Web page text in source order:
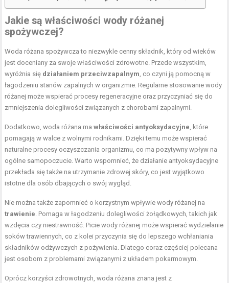
Jakie są właściwości wody różanej
spożywczej?
Woda różana spożywcza to niezwykle cenny składnik, który od wieków
jest doceniany za swoje właściwości zdrowotne. Przede wszystkim,
wyróżnia się działaniem przeciwzapalnym, co czyni ją pomocną w
łagodzeniu stanów zapalnych w organizmie. Regularne stosowanie wody
różanej może wspierać procesy regeneracyjne oraz przyczyniać się do
zmniejszenia dolegliwości związanych z chorobami zapalnymi.
Dodatkowo, woda różana mawłaściwości antyoksydacyjne, które
pomagają w walce z wolnymi rodnikami. Dzięki temu może wspierać
naturalne procesy oczyszczania organizmu, co ma pozytywny wpływ na
ogólne samopoczucie. Warto wspomnieć, że działanie antyoksydacyjne
przekłada się także na utrzymanie zdrowej skóry, co jest wyjątkowo
istotne dla osób dbających o swój wygląd.
Nie można także zapomnieć o korzystnym wpływie wody różanej na
trawienie. Pomaga w łagodzeniu dolegliwości żołądkowych, takich jak
wzdęcia czy niestrawność. Picie wody różanej może wspierać wydzielanie
soków trawiennych, co z kolei przyczynia się do lepszego wchłaniania
składników odżywczych z pożywienia. Dlatego coraz częściej polecana
jest osobom z problemami związanymi z układem pokarmowym.
Oprócz korzyści zdrowotnych, woda różana znana jest z